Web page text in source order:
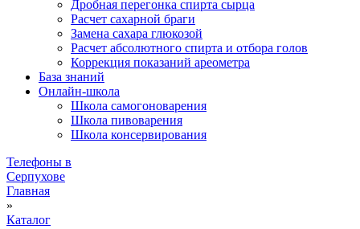
Дробная перегонка спирта сырца
Расчет сахарной браги
Замена сахара глюкозой
Расчет абсолютного спирта и отбора голов
Коррекция показаний ареометра
База знаний
Онлайн-школа
Школа самогоноварения
Школа пивоварения
Школа консервирования
Телефоны в
Серпухове
Главная
»
Каталог